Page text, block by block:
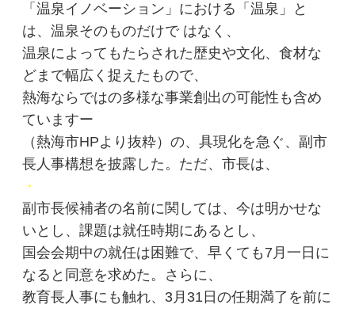
「温泉イノベーション」における「温泉」と
は、温泉そのものだけで はなく、
温泉によってもたらされた歴史や文化、食材な
どまで幅広く捉えたもので、
熱海ならではの多様な事業創出の可能性も含め
ていますー
（熱海市HPより抜粋）の、具現化を急ぐ、副市
長人事構想を披露した。ただ、市長は、
・
副市長候補者の名前に関しては、今は明かせな
いとし、課題は就任時期にあるとし、
国会会期中の就任は困難で、早くても7月一日に
なると同意を求めた。さらに、
教育長人事にも触れ、3月31日の任期満了を前に